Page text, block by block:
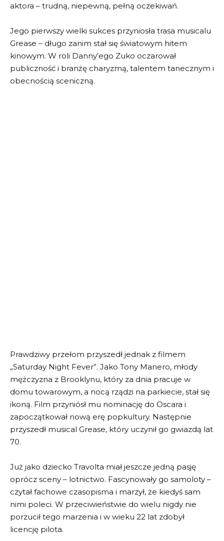
aktora – trudną, niepewną, pełną oczekiwań.
Jego pierwszy wielki sukces przyniosła trasa musicalu
Grease – długo zanim stał się światowym hitem
kinowym. W roli Danny’ego Zuko oczarował
publiczność i branżę charyzmą, talentem tanecznym i
obecnością sceniczną.
Prawdziwy przełom przyszedł jednak z filmem
„Saturday Night Fever”. Jako Tony Manero, młody
mężczyzna z Brooklynu, który za dnia pracuje w
domu towarowym, a nocą rządzi na parkiecie, stał się
ikoną. Film przyniósł mu nominację do Oscara i
zapoczątkował nową erę popkultury. Następnie
przyszedł musical Grease, który uczynił go gwiazdą lat
70.
Już jako dziecko Travolta miał jeszcze jedną pasję
oprócz sceny – lotnictwo. Fascynowały go samoloty –
czytał fachowe czasopisma i marzył, że kiedyś sam
nimi poleci. W przeciwieństwie do wielu nigdy nie
porzucił tego marzenia i w wieku 22 lat zdobył
licencję pilota.